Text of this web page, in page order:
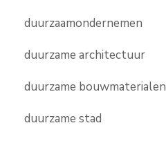
duurzaamondernemen
duurzame architectuur
duurzame bouwmaterialen
duurzame stad